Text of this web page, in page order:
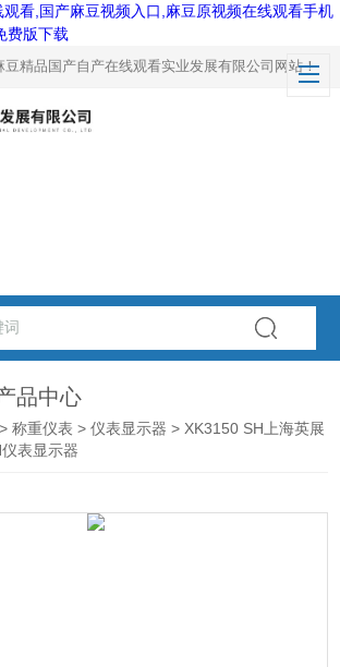
看,国产麻豆视频入口,麻豆原视频在线观看手机
费版下载
麻豆精品国产自产在线观看实业发展有限公司网站！
品中心
>称重仪表 >仪表显示器 > XK3150 SH上海英展
表显示器